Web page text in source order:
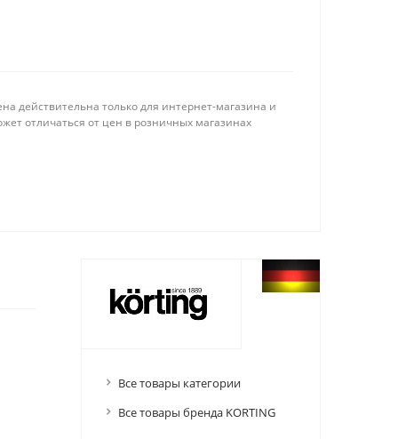
действительна только для интернет-магазина и
отличаться от цен в розничных магазинах
Все товары категории
Все товары бренда KORTING